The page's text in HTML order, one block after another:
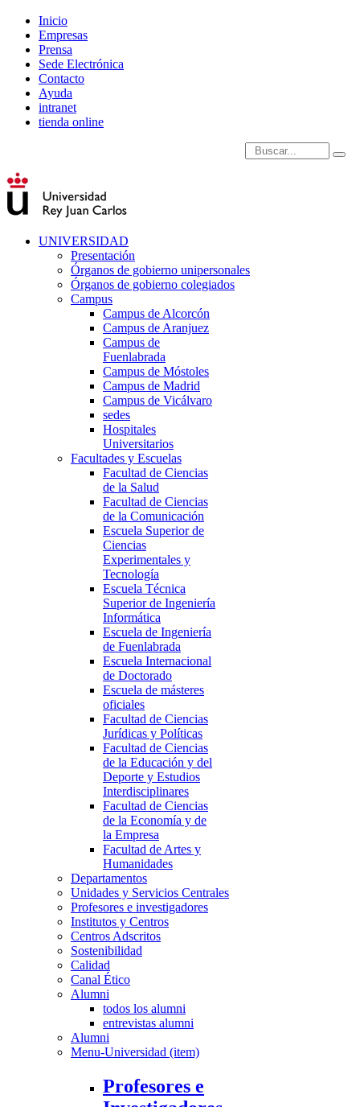
Inicio
Empresas
Prensa
Sede Electrónica
Contacto
Ayuda
intranet
tienda online
Introduce términos de
UNIVERSIDAD
Presentación
Órganos de gobierno unipersonales
Órganos de gobierno colegiados
Campus
Campus de Alcorcón
Campus de Aranjuez
Campus de
Fuenlabrada
Campus de Móstoles
Campus de Madrid
Campus de Vicálvaro
sedes
Hospitales
Universitarios
Facultades y Escuelas
Facultad de Ciencias
de la Salud
Facultad de Ciencias
de la Comunicación
Escuela Superior de
Ciencias
Experimentales y
Tecnología
Escuela Técnica
Superior de Ingeniería
Informática
Escuela de Ingeniería
de Fuenlabrada
Escuela Internacional
de Doctorado
Escuela de másteres
oficiales
Facultad de Ciencias
Jurídicas y Políticas
Facultad de Ciencias
de la Educación y del
Deporte y Estudios
Interdisciplinares
Facultad de Ciencias
de la Economía y de
la Empresa
Facultad de Artes y
Humanidades
Departamentos
Unidades y Servicios Centrales
Profesores e investigadores
Institutos y Centros
Centros Adscritos
Sostenibilidad
Calidad
Canal Ético
Alumni
todos los alumni
entrevistas alumni
Alumni
Menu-Universidad (item)
Profesores e